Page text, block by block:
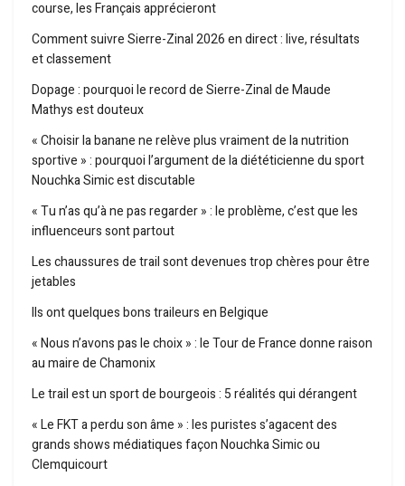
course, les Français apprécieront
Comment suivre Sierre-Zinal 2026 en direct : live, résultats
et classement
Dopage : pourquoi le record de Sierre-Zinal de Maude
Mathys est douteux
« Choisir la banane ne relève plus vraiment de la nutrition
sportive » : pourquoi l’argument de la diététicienne du sport
Nouchka Simic est discutable
« Tu n’as qu’à ne pas regarder » : le problème, c’est que les
influenceurs sont partout
Les chaussures de trail sont devenues trop chères pour être
jetables
Ils ont quelques bons traileurs en Belgique
« Nous n’avons pas le choix » : le Tour de France donne raison
au maire de Chamonix
Le trail est un sport de bourgeois : 5 réalités qui dérangent
« Le FKT a perdu son âme » : les puristes s’agacent des
grands shows médiatiques façon Nouchka Simic ou
Clemquicourt